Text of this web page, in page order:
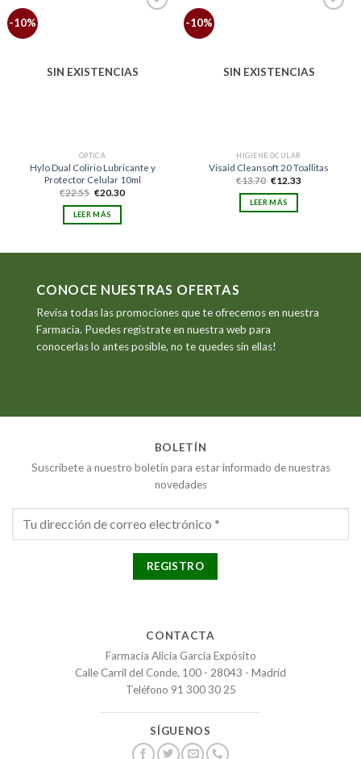
-10%
SIN EXISTENCIAS
ÓPTICA
Hylo Dual Colirio Lubricante y
Protector Celular 10ml
€22.55 El
original
era:
€22.55.
€20.30El
LEER MÁS
-10%
SIN EXISTENCIAS
HIGIENE OCULAR
Visaid Cleansoft 20 Toallitas
€13.70 El
original
era:
€13.70.
€12.33El
LEER MÁS
CONOCE NUESTRAS OFERTAS
Revisa todas las promociones que te ofrecemos en nuestra
Farmacia. Puedes registrate en nuestra web para
conocerlas lo antes posible, no te quedes sin ellas!
BOLETÍN
Suscribete a nuestro boletín para estar informado de nuestras
novedades
CONTACTA
Farmacia Alicia García Expósito
Calle Carril del Conde, 100 - 28043 - Madrid
Teléfono 91 300 30 25
SÍGUENOS